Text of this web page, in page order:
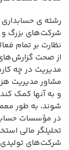
رشته ی حسابداری
شرکت‌های بزرگ و
نظارت بر تمام
از صحت
مدیریت در چه
مشاور مدیریت
و به آنها کمک
شوند، به طور
در مؤسسات
تحلیلگر مالی
شرکت‌های تولیدی